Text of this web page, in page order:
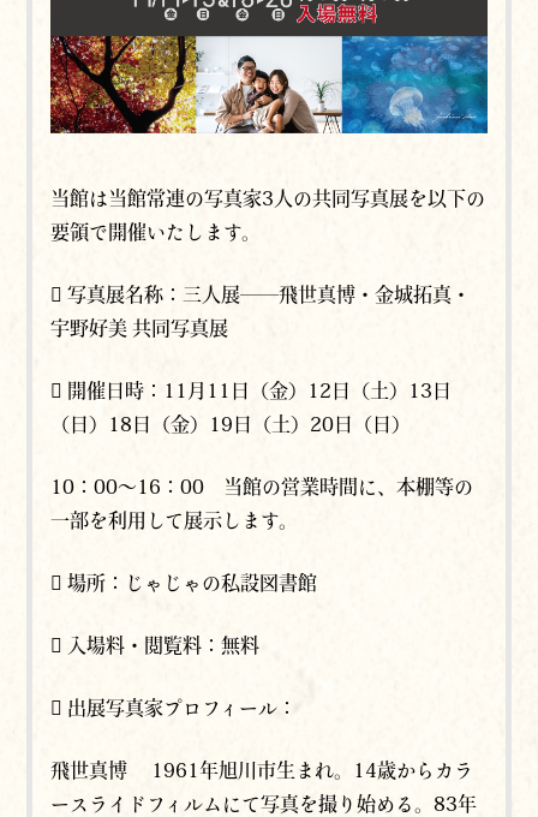
当館は当館常連の写真家3人の共同写真展を以下の
要領で開催いたします。
 写真展名称：三人展――飛世真博・金城拓真・
宇野好美 共同写真展
 開催⽇時：11⽉11⽇（金）12日（土）13日
（日）18⽇（金）19日（土）20日（日）
10：00～16：00 当館の営業時間に、本棚等の
一部を利用して展示します。
 場所：じゃじゃの私設図書館
 入場料・閲覧料：無料
 出展写真家プロフィール：
飛世真博 1961年旭川市生まれ。14歳からカラ
ースライドフィルムにて写真を撮り始める。83年